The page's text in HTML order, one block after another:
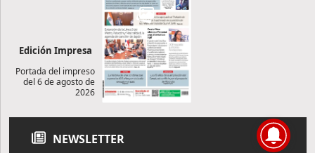
Edición Impresa
Portada del impreso
del 6 de agosto de
2026
NEWSLETTER